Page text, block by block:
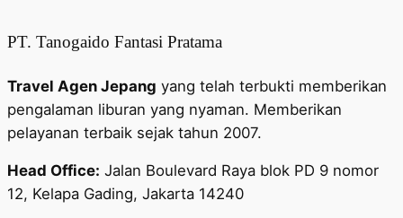
PT. Tanogaido Fantasi Pratama
Travel Agen Jepang yang telah terbukti memberikan
pengalaman liburan yang nyaman. Memberikan
pelayanan terbaik sejak tahun 2007.
Head Office: Jalan Boulevard Raya blok PD 9 nomor
12, Kelapa Gading, Jakarta 14240